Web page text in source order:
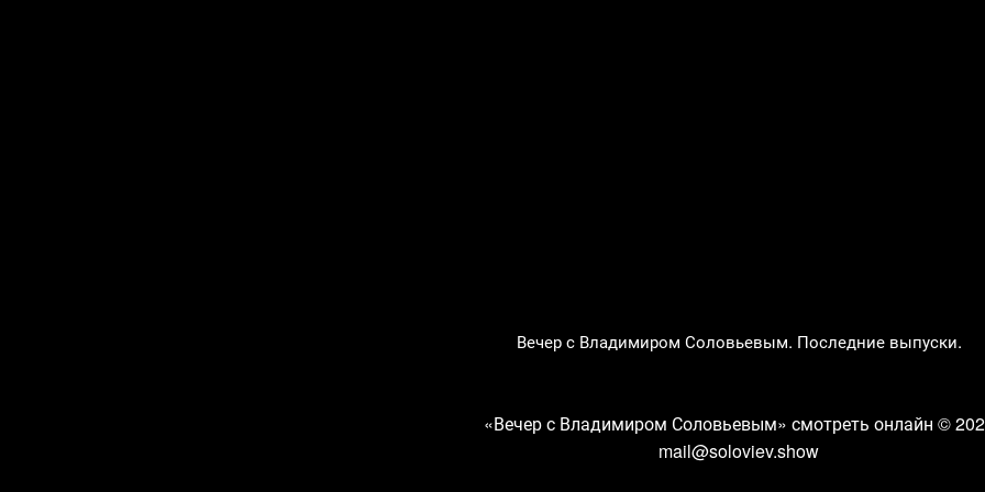
Вечер с Владимиром Соловьевым. Последние выпуски.
«Вечер с Владимиром Соловьевым» смотреть онлайн ©
mail@soloviev.show